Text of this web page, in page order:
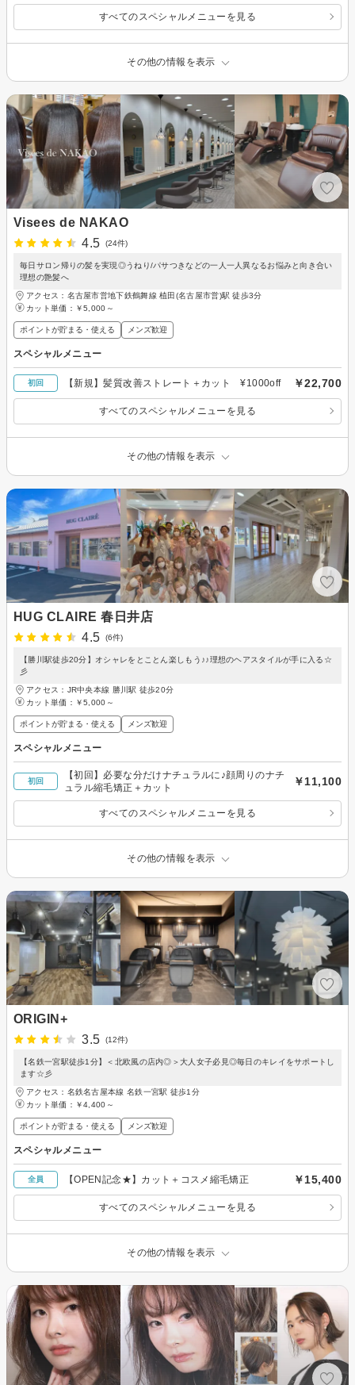
すべてのスペシャルメニューを見る
その他の情報を表示
Visees de NAKAO
4.5
(24件)
毎日サロン帰りの髪を実現◎うねり/パサつきなどの一人一人異なるお悩みと向き合い
理想の艶髪へ
アクセス：名古屋市営地下鉄鶴舞線 植田(名古屋市営)駅 徒歩3分
カット単価： ￥5,000～
ポイントが貯まる・使える メンズ歓迎
スペシャルメニュー
初回 【新規】髪質改善ストレート＋カット ¥1000off ￥22,700
すべてのスペシャルメニューを見る
その他の情報を表示
HUG CLAIRE 春日井店
4.5
(6件)
【勝川駅徒歩20分】オシャレをとことん楽しもう♪♪理想のヘアスタイルが手に入る☆
彡
アクセス：JR中央本線 勝川駅 徒歩20分
カット単価： ￥5,000～
ポイントが貯まる・使える メンズ歓迎
スペシャルメニュー
初回
【初回】必要な分だけナチュラルに♪顔周りのナチ
ュラル縮毛矯正＋カット
￥11,100
すべてのスペシャルメニューを見る
その他の情報を表示
ORIGIN+
3.5
(12件)
【名鉄一宮駅徒歩1分】＜北欧風の店内◎＞大人女子必見◎毎日のキレイをサポートし
ます☆彡
アクセス：名鉄名古屋本線 名鉄一宮駅 徒歩1分
カット単価： ￥4,400～
ポイントが貯まる・使える メンズ歓迎
スペシャルメニュー
全員 【OPEN記念★】カット＋コスメ縮毛矯正 ￥15,400
すべてのスペシャルメニューを見る
その他の情報を表示